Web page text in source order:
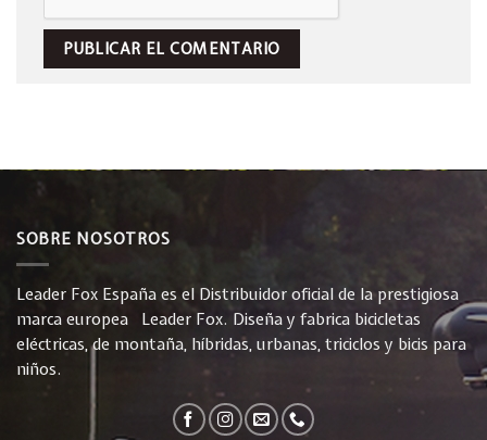
SOBRE NOSOTROS
Leader Fox España es el Distribuidor oficial de la prestigiosa
marca europea Leader Fox. Diseña y fabrica bicicletas
eléctricas, de montaña, híbridas, urbanas, triciclos y bicis para
niños.